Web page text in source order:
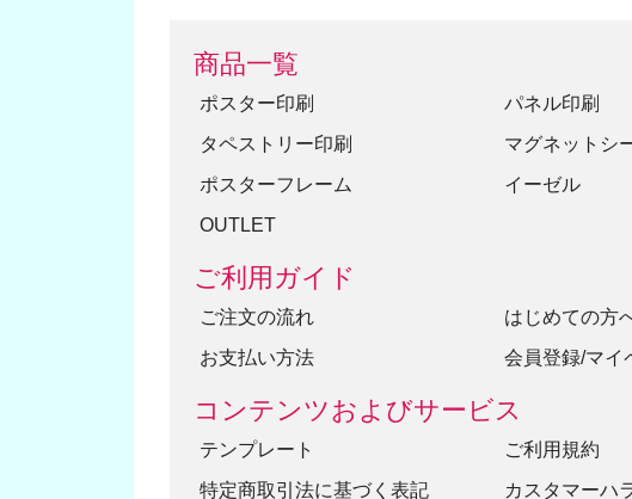
商品一覧
ポスター印刷 パネル印刷
タペストリー印刷
マグネットシ
ポスターフレーム
イーゼル
OUTLET
ご利用ガイド
ご注文の流れ はじめての方
お支払い方法
会員登録/マイ
コンテンツおよびサービス
テンプレート ご利用規約
特定商取引法に基づく表記
カスタマーハ